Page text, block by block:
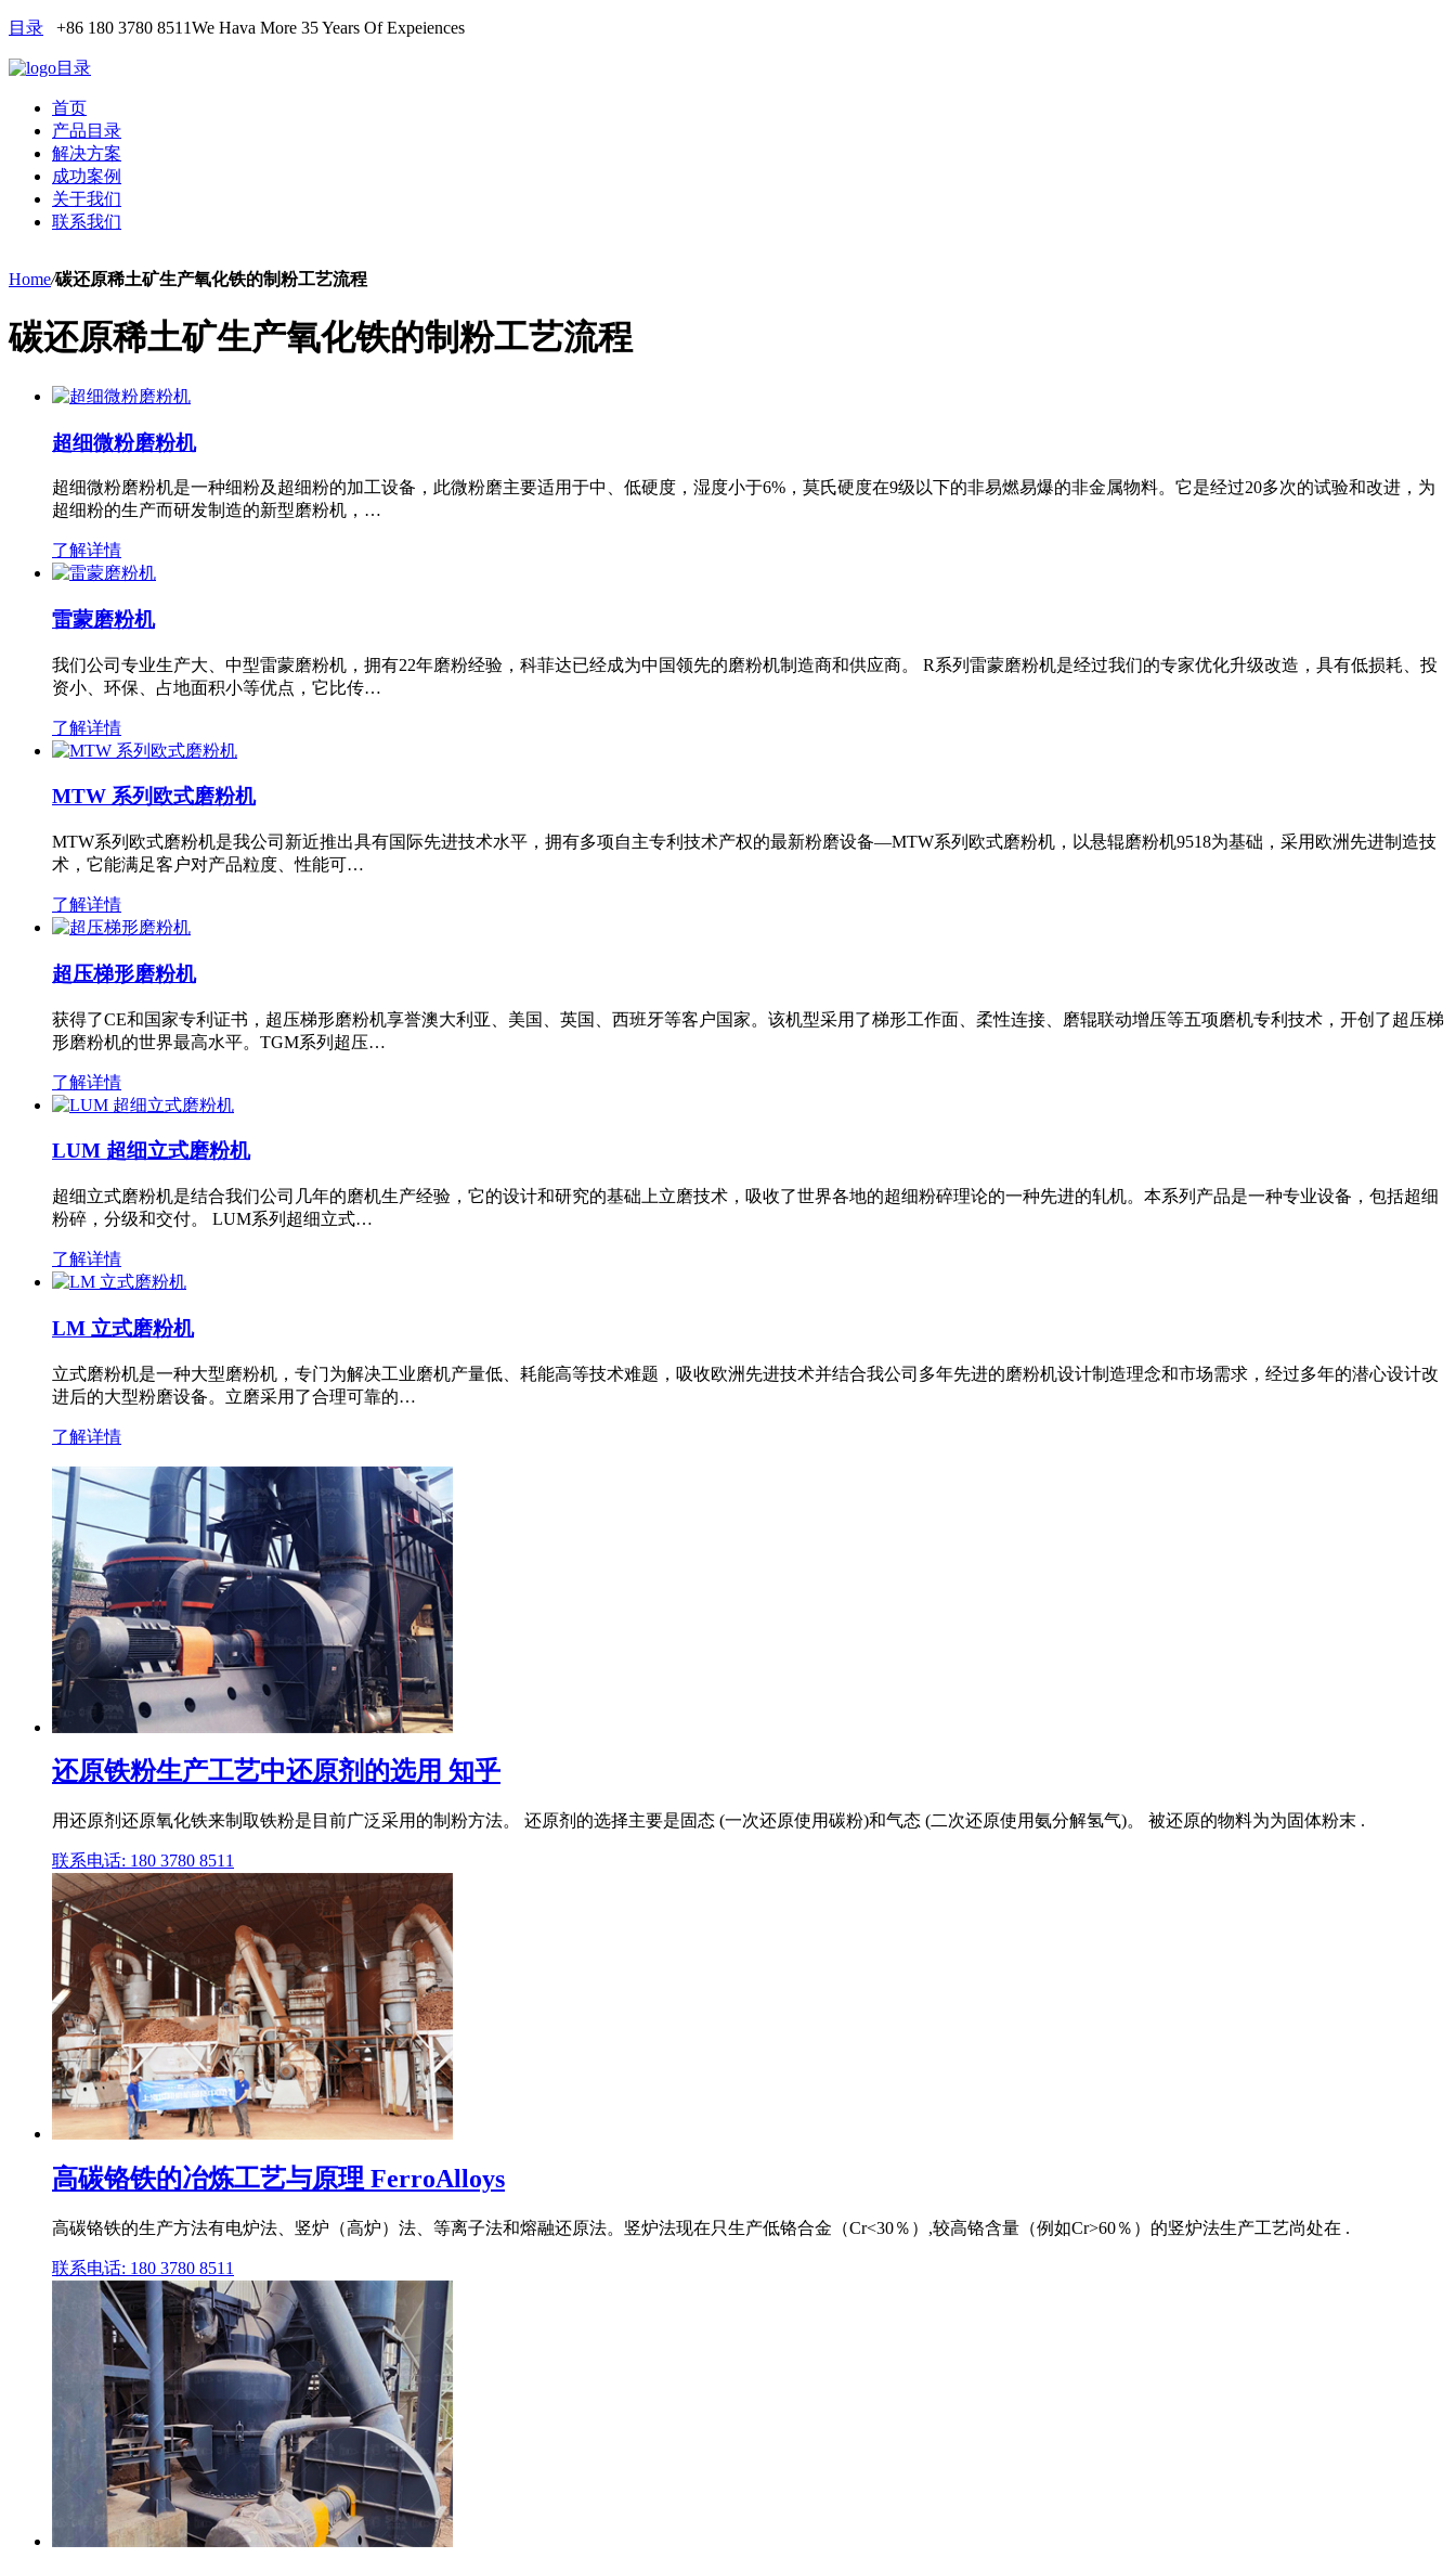
目录 +86 180 3780 8511We Hava More 35 Years Of Expeiences
目录
首页
产品目录
解决方案
成功案例
关于我们
联系我们
Home/碳还原稀土矿生产氧化铁的制粉工艺流程
碳还原稀土矿生产氧化铁的制粉工艺流程
超细微粉磨粉机
超细微粉磨粉机是一种细粉及超细粉的加工设备，此微粉磨主要适用于中、低硬度，湿度小于6%，莫氏硬度在9级以下的非易燃易爆的非金属物料。它是经过20多次的试验和改进，为
超细粉的生产而研发制造的新型磨粉机，…
了解详情
雷蒙磨粉机
我们公司专业生产大、中型雷蒙磨粉机，拥有22年磨粉经验，科菲达已经成为中国领先的磨粉机制造商和供应商。 R系列雷蒙磨粉机是经过我们的专家优化升级改造，具有低损耗、投
资小、环保、占地面积小等优点，它比传…
了解详情
MTW 系列欧式磨粉机
MTW系列欧式磨粉机是我公司新近推出具有国际先进技术水平，拥有多项自主专利技术产权的最新粉磨设备—MTW系列欧式磨粉机，以悬辊磨粉机9518为基础，采用欧洲先进制造技
术，它能满足客户对产品粒度、性能可…
了解详情
超压梯形磨粉机
获得了CE和国家专利证书，超压梯形磨粉机享誉澳大利亚、美国、英国、西班牙等客户国家。该机型采用了梯形工作面、柔性连接、磨辊联动增压等五项磨机专利技术，开创了超压梯
形磨粉机的世界最高水平。TGM系列超压…
了解详情
LUM 超细立式磨粉机
超细立式磨粉机是结合我们公司几年的磨机生产经验，它的设计和研究的基础上立磨技术，吸收了世界各地的超细粉碎理论的一种先进的轧机。本系列产品是一种专业设备，包括超细
粉碎，分级和交付。 LUM系列超细立式…
了解详情
LM 立式磨粉机
立式磨粉机是一种大型磨粉机，专门为解决工业磨机产量低、耗能高等技术难题，吸收欧洲先进技术并结合我公司多年先进的磨粉机设计制造理念和市场需求，经过多年的潜心设计改
进后的大型粉磨设备。立磨采用了合理可靠的…
了解详情
还原铁粉生产工艺中还原剂的选用 知乎
用还原剂还原氧化铁来制取铁粉是目前广泛采用的制粉方法。 还原剂的选择主要是固态 (一次还原使用碳粉)和气态 (二次还原使用氨分解氢气)。 被还原的物料为为固体粉末 .
联系电话: 180 3780 8511
高碳铬铁的冶炼工艺与原理 FerroAlloys
高碳铬铁的生产方法有电炉法、竖炉（高炉）法、等离子法和熔融还原法。竖炉法现在只生产低铬合金（Cr<30％）,较高铬含量（例如Cr>60％）的竖炉法生产工艺尚处在 .
联系电话: 180 3780 8511